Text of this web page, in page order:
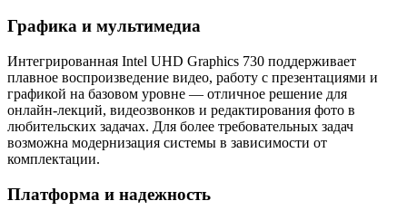
Графика и мультимедиа
Интегрированная Intel UHD Graphics 730 поддерживает
плавное воспроизведение видео, работу с презентациями и
графикой на базовом уровне — отличное решение для
онлайн-лекций, видеозвонков и редактирования фото в
любительских задачах. Для более требовательных задач
возможна модернизация системы в зависимости от
комплектации.
Платформа и надежность